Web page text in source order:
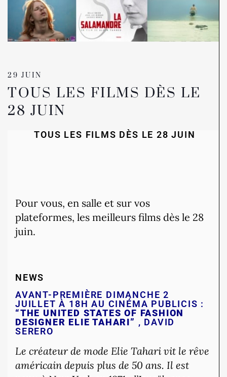
29 JUIN
TOUS LES FILMS DÈS LE
28 JUIN
TOUS LES FILMS DÈS LE 28 JUIN
Pour vous, en salle et sur vos
plateformes, les meilleurs films dès le 28
juin.
NEWS
AVANT-PREMIÈRE DIMANCHE 2
JUILLET À 18H AU CINÉMA PUBLICIS :
“THE UNITED STATES OF FASHION
DESIGNER ELIE TAHARI” , DAVID
SERERO
Le créateur de mode Elie Tahari vit le rêve
américain depuis plus de 50 ans. Il est